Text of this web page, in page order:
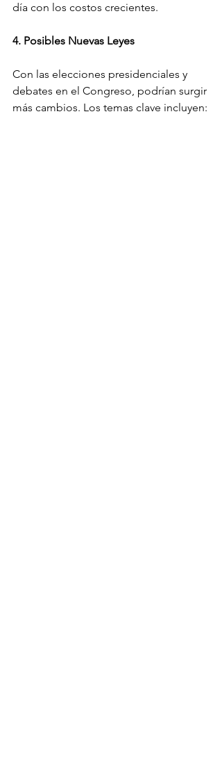
día con los costos crecientes.
4. Posibles Nuevas Leyes
Con las elecciones presidenciales y
debates en el Congreso, podrían surgir
más cambios. Los temas clave incluyen: